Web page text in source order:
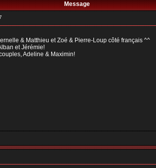
Message
& Matthieu et Zoé & Pierre-Loup côté français ^^
et Jérémie!
Adeline & Maximin!